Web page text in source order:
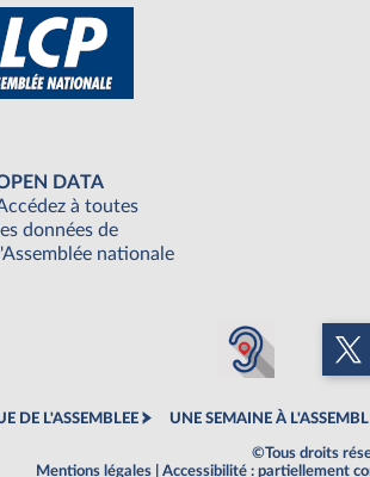
DATA
à toutes
les données de
l'Assemblée nationale
DE L'ASSEMBLEE UNE SEMAINE À
©Tous droits
Mentions légales
Accessibilité : partiellement